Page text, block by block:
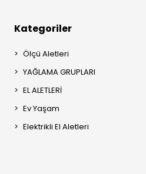
Kategoriler
Ölçü Aletleri
YAĞLAMA GRUPLARI
EL ALETLERİ
Ev Yaşam
Elektrikli El Aletleri